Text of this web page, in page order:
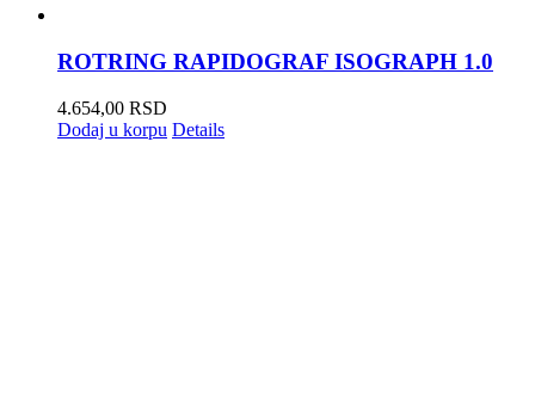
ROTRING RAPIDOGRAF ISOGRAPH 1.0
4.654,00 RSD
Dodaj u korpu Details